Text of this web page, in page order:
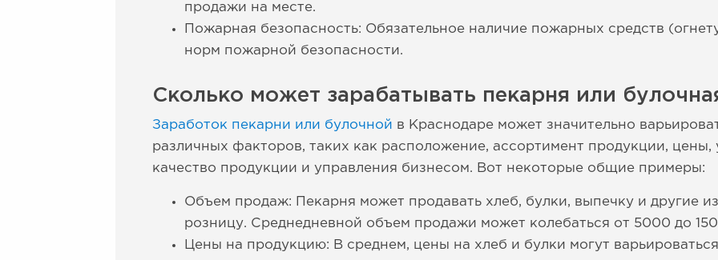
продажи на месте.
Пожарная безопасность: Обязательное наличие пожарных средств
норм пожарной безопасности.
Сколько может зарабатывать пекарня или
Заработок пекарни или булочной в Краснодаре может значительно
различных факторов, таких как расположение, ассортимент продукции, цены,
качество продукции и управления бизнесом. Вот некоторые общие примеры:
Объем продаж: Пекарня может продавать хлеб, булки, выпечку и другие
розницу. Среднедневной объем продажи может колебаться от 5000 до
Цены на продукцию: В среднем, цены на хлеб и булки могут